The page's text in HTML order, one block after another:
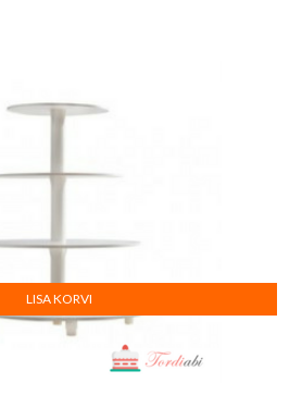
LISA KORVI